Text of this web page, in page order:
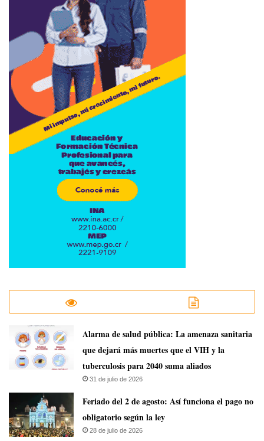
​Alarma de salud pública: La amenaza sanitaria
que dejará más muertes que el VIH y la
tuberculosis para 2040 suma aliados
31 de julio de 2026
Feriado del 2 de agosto: Así funciona el pago no
obligatorio según la ley
28 de julio de 2026